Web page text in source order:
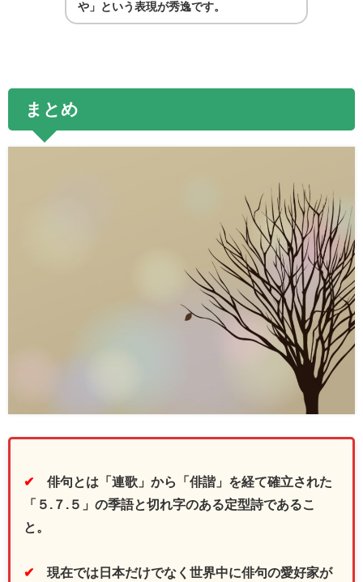
や」という表現が秀逸です。
まとめ
✔ 俳句とは「連歌」から「俳諧」を経て確立された
「５.７.５」の季語と切れ字のある定型詩であるこ
と。
✔ 現在では日本だけでなく世界中に俳句の愛好家が